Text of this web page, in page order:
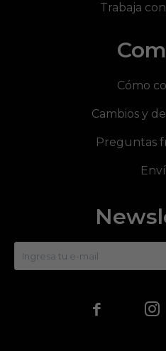
Trabaja
Cómo
Cambios y
Preguntas
 